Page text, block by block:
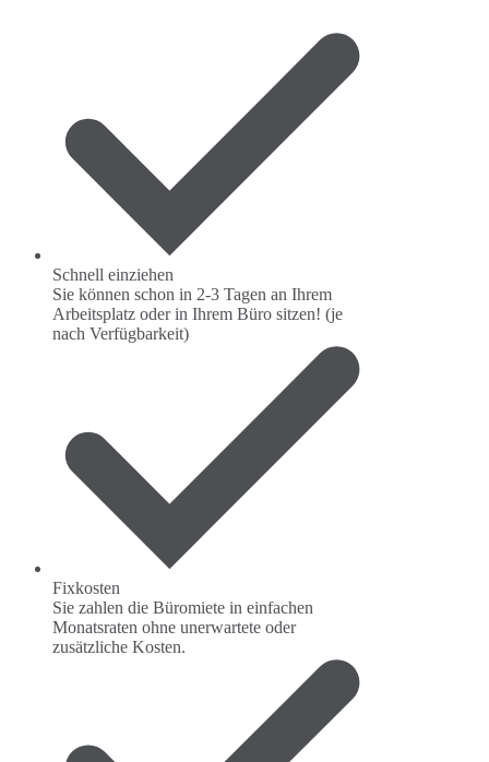
Schnell einziehen
Sie können schon in 2-3 Tagen an Ihrem
Arbeitsplatz oder in Ihrem Büro sitzen! (je
nach Verfügbarkeit)
Fixkosten
Sie zahlen die Büromiete in einfachen
Monatsraten ohne unerwartete oder
zusätzliche Kosten.